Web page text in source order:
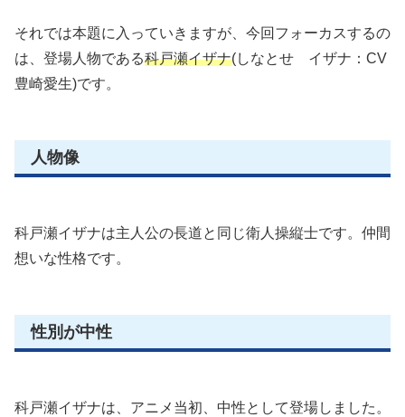
それでは本題に入っていきますが、今回フォーカスするの
は、登場人物である科戸瀬イザナ(しなとせ イザナ：CV
豊崎愛生)です。
人物像
科戸瀬イザナは主人公の長道と同じ衛人操縦士です。仲間
想いな性格です。
性別が中性
科戸瀬イザナは、アニメ当初、中性として登場しました。